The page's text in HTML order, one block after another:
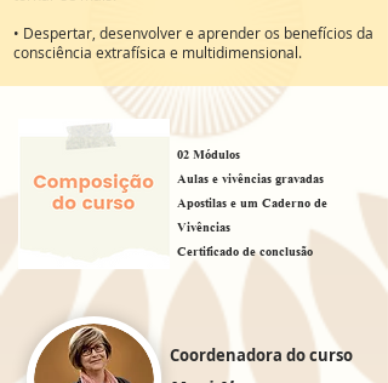
• Despertar, desenvolver e aprender os benefícios da
consciência extrafísica e multidimensional.
02 Módulos
Aulas e vivências gravadas
Apostilas e um Caderno de
Vivências
Certificado de conclusão
Coordenadora do curso